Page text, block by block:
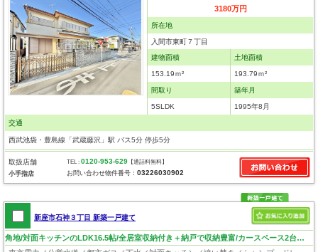
3180万円
所在地
入間市東町７丁目
建物面積
153.19ｍ²
土地面積
193.79ｍ²
間取り
5SLDK
築年月
1995年8月
交通
西武池袋・豊島線「武蔵藤沢」駅 バス5分 停歩5分
取扱店舗
小手指店
TEL :0120-953-629 【通話料無料】
お問い合わせ物件番号：03226030902
新座市石神３丁目 新築一戸建て
角地/対面キッチンのLDK16.5帖/全居室収納付き＋納戸で収納豊富/カースペース2台可/バルコニー2カ所